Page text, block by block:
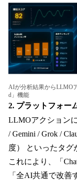
AIが分析結果からLLMO
d」機能
2. プラットフォー
LLMOアクション
/ Gemini / Grok /
度） といったタグ
これにより、「
「全AI共通で改善